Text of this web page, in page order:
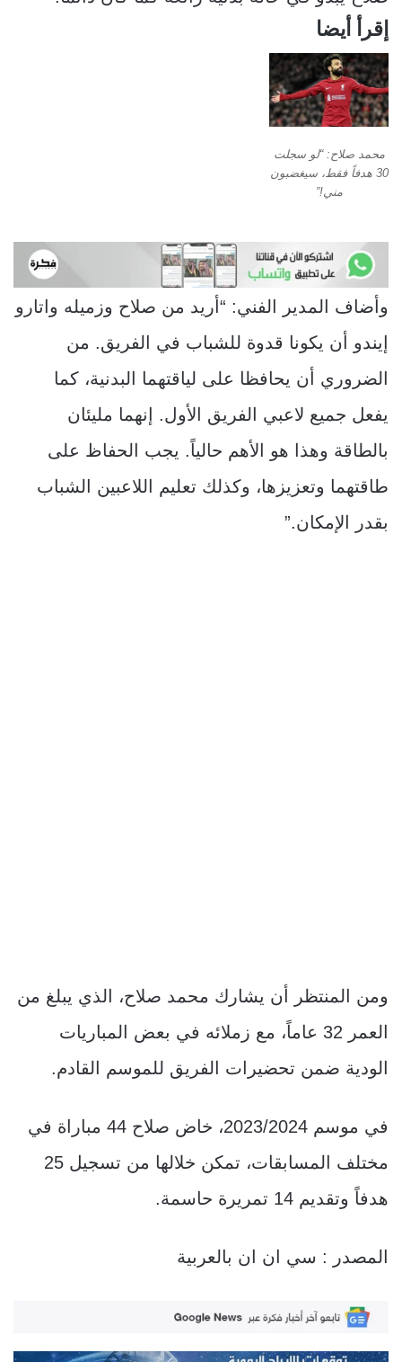
إقرأ أيضا
محمد صلاح: “لو سجلت
30 هدفاً فقط، سيغضبون
مني!”
وأضاف المدير الفني: “أريد من صلاح وزميله واتارو
إيندو أن يكونا قدوة للشباب في الفريق. من
الضروري أن يحافظا على لياقتهما البدنية، كما
يفعل جميع لاعبي الفريق الأول. إنهما مليئان
بالطاقة وهذا هو الأهم حالياً. يجب الحفاظ على
طاقتهما وتعزيزها، وكذلك تعليم اللاعبين الشباب
بقدر الإمكان.”
ومن المنتظر أن يشارك محمد صلاح، الذي يبلغ من
العمر 32 عاماً، مع زملائه في بعض المباريات
الودية ضمن تحضيرات الفريق للموسم القادم.
في موسم 2023/2024، خاض صلاح 44 مباراة في
مختلف المسابقات، تمكن خلالها من تسجيل 25
هدفاً وتقديم 14 تمريرة حاسمة.
المصدر : سي ان ان بالعربية